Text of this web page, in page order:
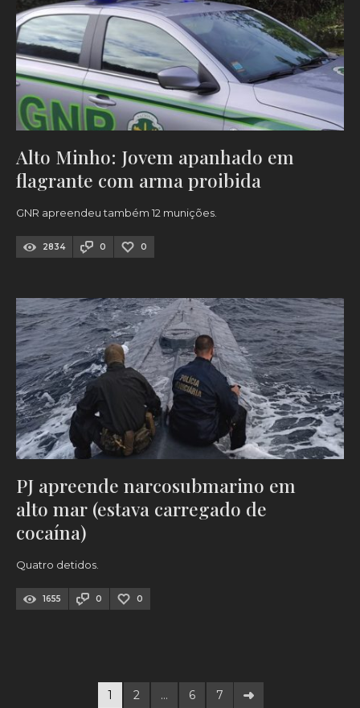
Alto Minho: Jovem apanhado em
flagrante com arma proibida
GNR apreendeu também 12 munições.
2834 0 0
PJ apreende narcosubmarino em
alto mar (estava carregado de
cocaína)
Quatro detidos.
1655 0 0
1 2 … 6 7